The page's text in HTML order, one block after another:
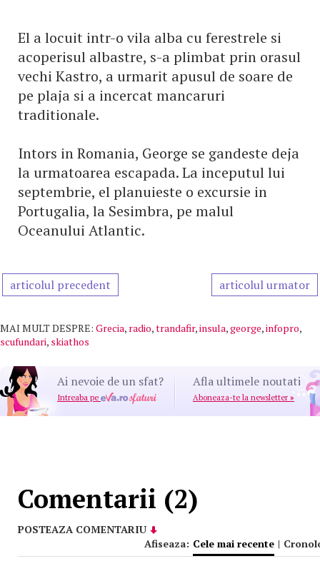
El a locuit intr-o vila alba cu ferestrele si
acoperisul albastre, s-a plimbat prin orasul
vechi Kastro, a urmarit apusul de soare de
pe plaja si a incercat mancaruri
traditionale.
Intors in Romania, George se gandeste deja
la urmatoarea escapada. La inceputul lui
septembrie, el planuieste o excursie in
Portugalia, la Sesimbra, pe malul
Oceanului Atlantic.
articolul precedent articolul urmator
MAI MULT DESPRE: Grecia, radio,trandafir,insula,george,infopro,
scufundari, skiathos
Ai nevoie de un sfat?
Intreaba pe
Afla ultimele noutati
Aboneaza-te la newsletter »
Comentarii (2)
POSTEAZA COMENTARIU
Afiseaza: Cele mai recente |